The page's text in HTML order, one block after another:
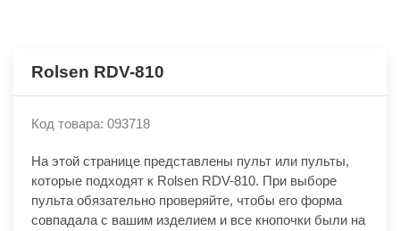
Rolsen RDV-810
Код товара: 093718
На этой странице представлены пульт или пульты,
которые подходят к Rolsen RDV-810. При выборе
пульта обязательно проверяйте, чтобы его форма
совпадала с вашим изделием и все кнопочки были на